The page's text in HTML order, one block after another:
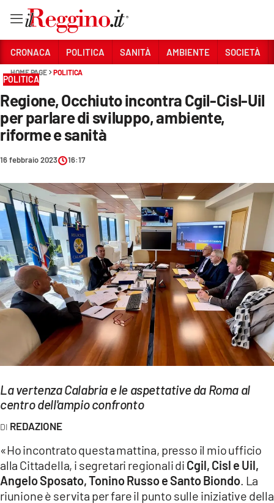
Sezioni
CRONACA
POLITICA
SANITÀ
AMBIENTE
SOCIETÀ
CULTURA
ECONOMIA E LAVORO
EVENTI
SPORT
Streaming
LAC NETWORK
LAC ONAIR
Network
LACPLAY.IT
CRONACA POLITICA SANITÀ AMBIENTE SOCIETÀ
HOME PAGE POLITICA
POLITICA
Regione, Occhiuto incontra Cgil-Cisl-Uil
per parlare di sviluppo, ambiente,
riforme e sanità
16 febbraio 2023 16:17
La vertenza Calabria e le aspettative da Roma al
centro dell'ampio confronto
REDAZIONE
«Ho incontrato questa mattina, presso il mio ufficio
alla Cittadella, i segretari regionali di Cgil, Cisl e Uil,
Angelo Sposato, Tonino Russo e Santo Biondo . La
riunione è servita per fare il punto sulle iniziative della